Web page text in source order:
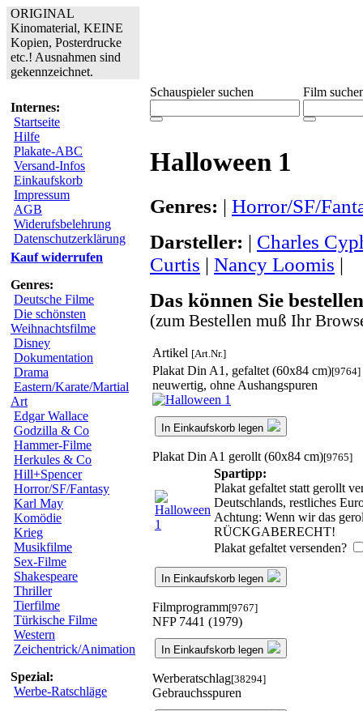
ORIGINAL
Kinomaterial, KEINE
Kopien, Posterdrucke
etc.! Ausnahmen sind
gekennzeichnet.
Internes:
Startseite
Hilfe
Plakate-ABC
Versand-Infos
Einkaufskorb
Impressum
AGB
Widerufsbelehrung
Datenschutzerklärung
Kauf widerrufen
Genres:
Deutsche Filme
Die schönsten
Weihnachtsfilme
Disney
Dokumentation
Drama
Eastern/Karate/Martial
Art
Edgar Wallace
Godzilla & Co
Hammer-Filme
Herkules & Co
Hill+Spencer
Horror/SF/Fantasy
Karl May
Komödie
Krieg
Musikfilme
Sex-Filme
Shakespeare
Thriller
Tierfilme
Türkische Filme
Western
Zeichentrick/Animation
Spezial:
Werbe-Ratschläge
Schauspieler suchen Film
Halloween 1
Genres: | Horror/SF/
Darsteller: | Charles
Curtis | Nancy Loomis |
Das können Sie
(zum Bestellen muß Ihr
Artikel [Art.Nr.]
Plakat Din A1, gefaltet (60x84 cm)[9764]
neuwertig, ohne Aushangspuren
In Einkaufskorb legen
Plakat Din A1 gerollt (60x84 cm)[9765]
Spartipp:
Plakat gefaltet statt gerollt
Deutschlands, restliches
Achtung: Wenn wir das
RÜCKGABERECHT!
Plakat gefaltet versenden?
In Einkaufskorb legen
Filmprogramm[9767]
NFP 7441 (1979)
In Einkaufskorb legen
Werberatschlag[38294]
Gebrauchsspuren